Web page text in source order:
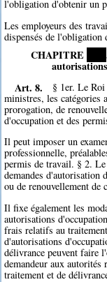
l'obligation d'obtenir un
Les employeurs des
dispensés de l'obligation
CHAPITRE
Art. 8.
§ 1er. Le
ministres, les catégories
prorogation, de
d'occupation et des
Il peut imposer un
professionnelle,
permis de travail. § 2.
demandes d'autorisation
ou de renouvellement de
Il fixe également les
autorisations
frais relatifs au
d'autorisations
délivrance peuvent faire
demandeur aux autorités
traitement et de